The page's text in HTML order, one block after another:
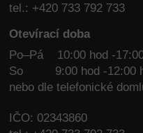
tel.: +420 733 792 733
Otevírací doba
Po–Pá 10:00 hod -
So
9:00 hod -12:00
nebo dle telefonické
IČO: 02343860